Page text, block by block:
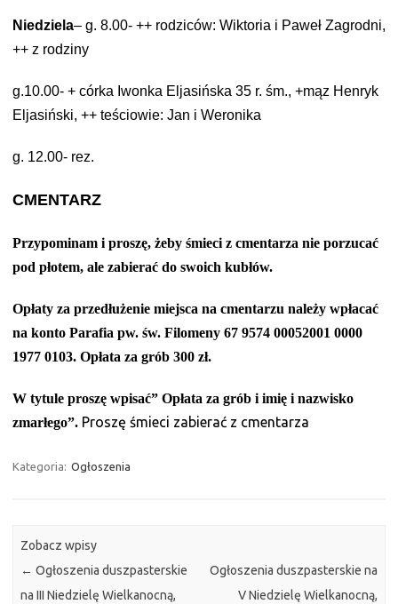
Niedziela– g. 8.00- ++ rodziców: Wiktoria i Paweł Zagrodni,
++ z rodziny
g.10.00- + córka Iwonka Eljasińska 35 r. śm., +mąz Henryk
Eljasiński, ++ teściowie: Jan i Weronika
g. 12.00- rez.
CMENTARZ
Przypominam i proszę, żeby śmieci z cmentarza nie porzucać
pod płotem, ale zabierać do swoich kubłów.
Opłaty za przedłużenie miejsca na cmentarzu należy wpłacać
na konto Parafia pw. św. Filomeny 67 9574 00052001 0000
1977 0103. Opłata za grób 300 zł.
W tytule proszę wpisać” Opłata za grób i imię i nazwisko
zmarłego”. Proszę śmieci zabierać z cmentarza
Kategoria: Ogłoszenia
Zobacz wpisy
← Ogłoszenia duszpasterskie
na III Niedzielę Wielkanocną,
Ogłoszenia duszpasterskie na
V Niedzielę Wielkanocną,